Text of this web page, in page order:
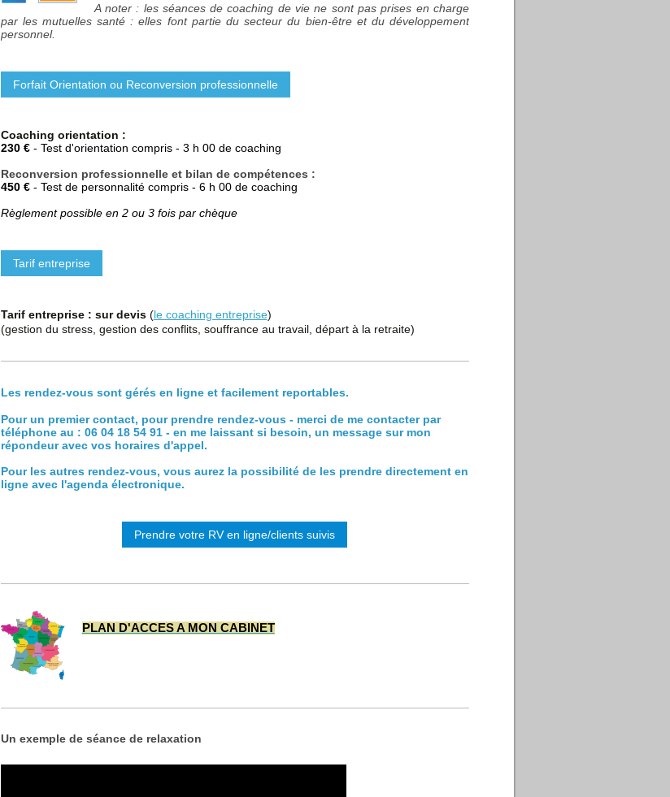
A noter : les séances de coaching de vie ne sont pas prises en charge
par les mutuelles santé : elles font partie du secteur du bien-être et du développement
personnel.
Forfait Orientation ou Reconversion professionnelle
Coaching orientation :
230 €- Test d'orientation compris - 3 h 00 de coaching
Reconversion professionnelle et bilan de compétences :
450 €- Test de personnalité compris - 6 h 00 de coaching
Règlement possible en 2 ou 3 fois par chèque
Tarif entreprise
Tarif entreprise : sur devis(le coaching entreprise)
(gestion du stress, gestion des conflits, souffrance au travail, départ à la retraite)
Les rendez-vous sont gérés en ligne et facilement reportables.
Pour un premier contact, pour prendre rendez-vous - merci de me contacter par
téléphone au : 06 04 18 54 91 - en me laissant si besoin, un message sur mon
répondeur avec vos horaires d'appel.
Pour les autres rendez-vous, vous aurez la possibilité de les prendre directement en
ligne avec l'agenda électronique.
Prendre votre RV en ligne/clients suivis
PLAN D'ACCES A MON CABINET
Un exemple de séance de relaxation